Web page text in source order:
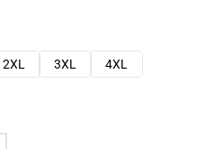
2XL 3XL
4XL